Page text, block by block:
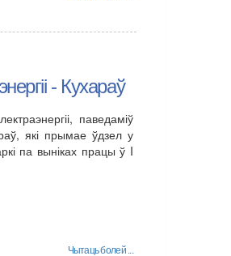
- Кухараў
паведаміў
які прымае ўдзел у
па выніках працы ў I
Чытаць болей ...